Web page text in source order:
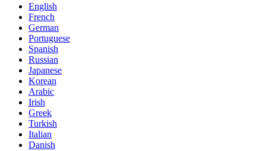
English
French
German
Portuguese
Spanish
Russian
Japanese
Korean
Arabic
Irish
Greek
Turkish
Italian
Danish